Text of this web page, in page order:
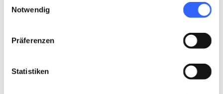
Zustimmung.
Notwendig
Präferenzen
Statistiken
das geht es bei der Genossenschaft. Ihre
Landwirtschaft tragen zum Erfolg der
Da die Produktion so gering ausfällt, wird der